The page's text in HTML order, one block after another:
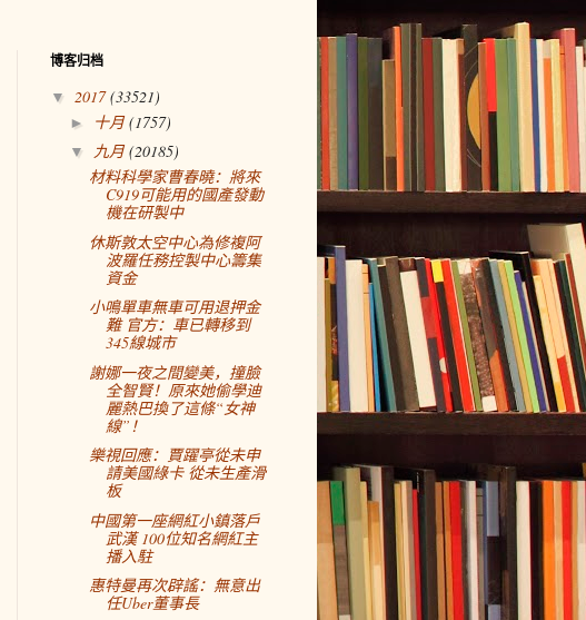
博客归档
▼ 2017(33521)
► 十月(1757)
▼ 九月(20185)
材料科學家曹春曉：將來
C919可能用的國產發動
機在研製中
休斯敦太空中心為修複阿
波羅任務控製中心籌集
資金
小鳴單車無車可用退押金
難 官方：車已轉移到
345線城市
謝娜一夜之間變美，撞臉
全智賢！原來她偷學迪
麗熱巴換了這條“女神
線”！
樂視回應：賈躍亭從未申
請美國綠卡 從未生產滑
板
中國第一座網紅小鎮落戶
武漢 100位知名網紅主
播入駐
惠特曼再次辟謠：無意出
任Uber董事長